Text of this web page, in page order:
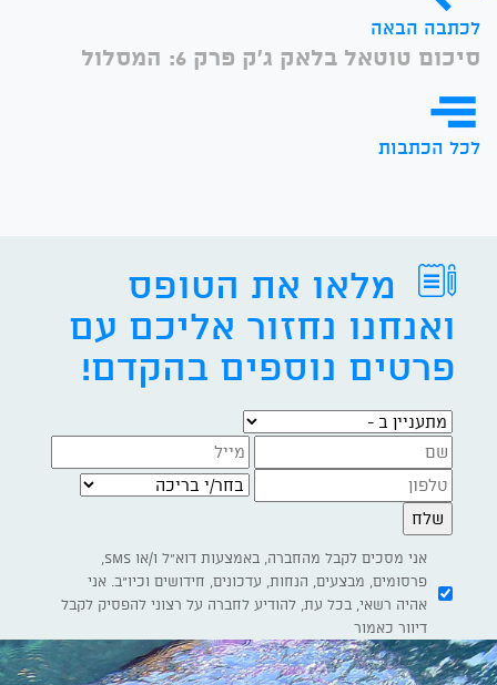
לכתבה הבאה
סיכום טוטאל בלאק ג'ק פרק 6: המסלול
לכל הכתבות
מלאו את הטופס
ואנחנו נחזור אליכם עם
פרטים נוספים בהקדם!
מתעניין ב -
בחר/י בריכה
פרסומים, מבצעים, הנחות, עדכונים, חידושים וכיו"ב. אני
אהיה רשאי, בכל עת, להודיע לחברה על רצוני להפסיק לקבל
דיוור כאמור